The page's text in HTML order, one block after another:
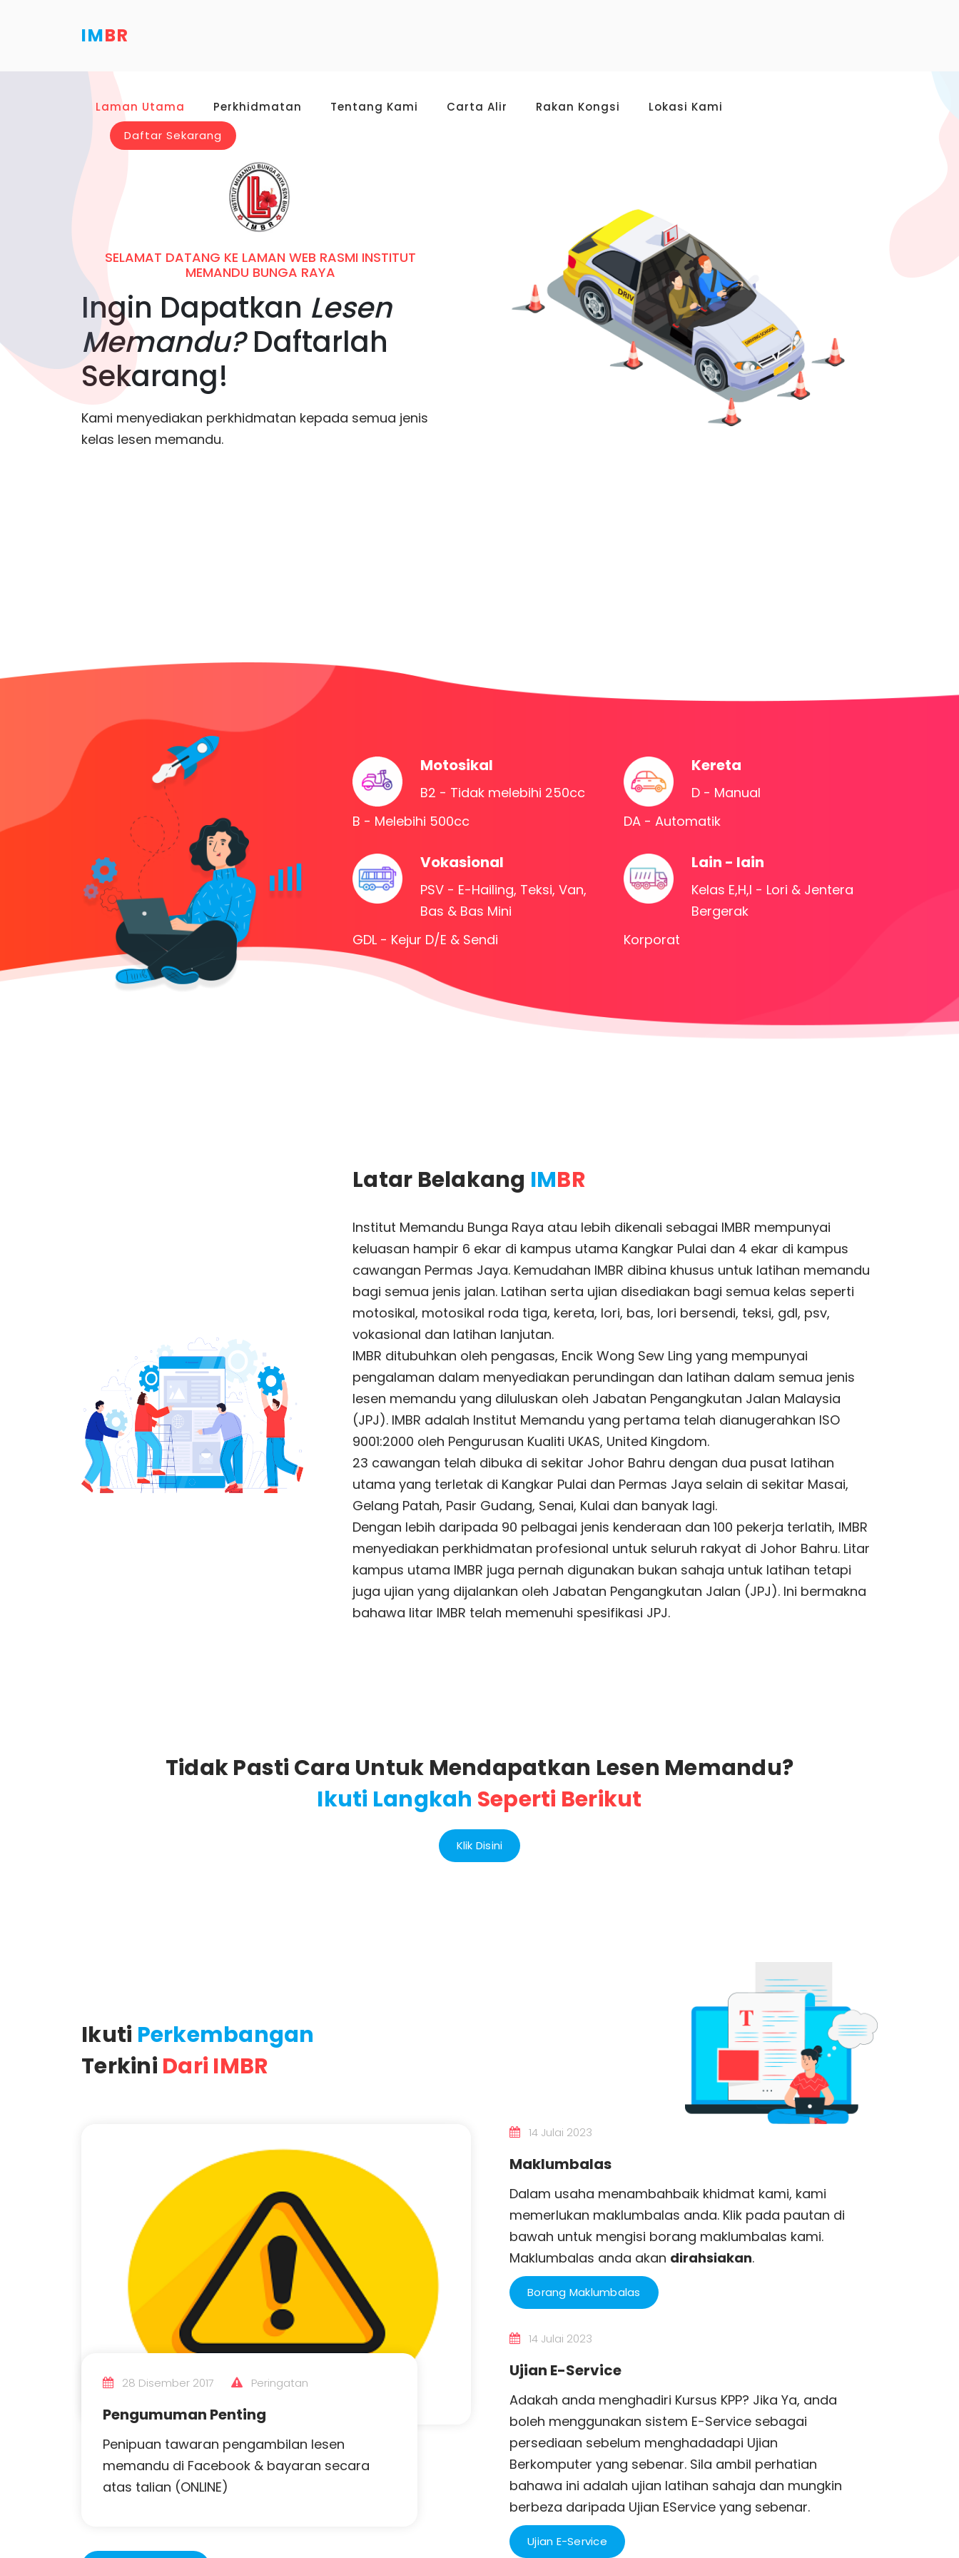
IMBR
Laman Utama Perkhidmatan Tentang Kami Carta Alir Rakan Kongsi
Lokasi Kami
Daftar Sekarang
SELAMAT DATANG KE LAMAN WEB RASMI INSTITUT
MEMANDU BUNGA RAYA
Ingin Dapatkan Lesen
Memandu? Daftarlah
Sekarang!
Kami menyediakan perkhidmatan kepada semua jenis
kelas lesen memandu.
Motosikal
B2 - Tidak melebihi 250cc
B - Melebihi 500cc
Kereta
D - Manual
DA - Automatik
Vokasional
PSV - E-Hailing, Teksi, Van,
Bas & Bas Mini
GDL - Kejur D/E & Sendi
Lain - lain
Kelas E,H,I - Lori & Jentera
Bergerak
Korporat
Latar Belakang IMBR
Institut Memandu Bunga Raya atau lebih dikenali sebagai IMBR mempunyai
keluasan hampir 6 ekar di kampus utama Kangkar Pulai dan 4 ekar di kampus
cawangan Permas Jaya. Kemudahan IMBR dibina khusus untuk latihan memandu
bagi semua jenis jalan. Latihan serta ujian disediakan bagi semua kelas seperti
motosikal, motosikal roda tiga, kereta, lori, bas, lori bersendi, teksi, gdl, psv,
vokasional dan latihan lanjutan.
IMBR ditubuhkan oleh pengasas, Encik Wong Sew Ling yang mempunyai
pengalaman dalam menyediakan perundingan dan latihan dalam semua jenis
lesen memandu yang diluluskan oleh Jabatan Pengangkutan Jalan Malaysia
(JPJ). IMBR adalah Institut Memandu yang pertama telah dianugerahkan ISO
9001:2000 oleh Pengurusan Kualiti UKAS, United Kingdom.
23 cawangan telah dibuka di sekitar Johor Bahru dengan dua pusat latihan
utama yang terletak di Kangkar Pulai dan Permas Jaya selain di sekitar Masai,
Gelang Patah, Pasir Gudang, Senai, Kulai dan banyak lagi.
Dengan lebih daripada 90 pelbagai jenis kenderaan dan 100 pekerja terlatih, IMBR
menyediakan perkhidmatan profesional untuk seluruh rakyat di Johor Bahru. Litar
kampus utama IMBR juga pernah digunakan bukan sahaja untuk latihan tetapi
juga ujian yang dijalankan oleh Jabatan Pengangkutan Jalan (JPJ). Ini bermakna
bahawa litar IMBR telah memenuhi spesifikasi JPJ.
Tidak Pasti Cara Untuk Mendapatkan Lesen Memandu?
Ikuti Langkah Seperti Berikut
Klik Disini
Ikuti Perkembangan
Terkini Dari IMBR
28 Disember 2017 Peringatan
Pengumuman Penting
Penipuan tawaran pengambilan lesen
memandu di Facebook & bayaran secara
atas talian (ONLINE)
14 Julai 2023
Maklumbalas
Dalam usaha menambahbaik khidmat kami, kami
memerlukan maklumbalas anda. Klik pada pautan di
bawah untuk mengisi borang maklumbalas kami.
Maklumbalas anda akan dirahsiakan.
Borang Maklumbalas
14 Julai 2023
Ujian E-Service
Adakah anda menghadiri Kursus KPP? Jika Ya, anda
boleh menggunakan sistem E-Service sebagai
persediaan sebelum menghadadapi Ujian
Berkomputer yang sebenar. Sila ambil perhatian
bahawa ini adalah ujian latihan sahaja dan mungkin
berbeza daripada Ujian EService yang sebenar.
Ujian E-Service